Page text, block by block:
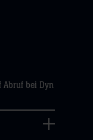
Abruf bei Dyn